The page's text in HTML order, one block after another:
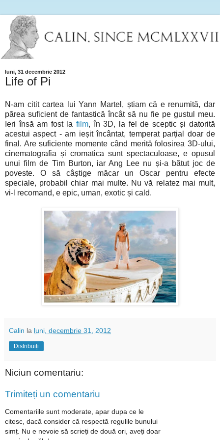
luni, 31 decembrie 2012
Life of Pi
N-am citit cartea lui Yann Martel, știam că e renumită, dar
părea suficient de fantastică încât să nu fie pe gustul meu.
Ieri însă am fost lafilm, în 3D, la fel de sceptic și datorită
acestui aspect - am ieșit încântat, temperat parțial doar de
final. Are suficiente momente când merită folosirea 3D-ului,
cinematografia și cromatica sunt spectaculoase, e opusul
unui film de Tim Burton, iar Ang Lee nu și-a bătut joc de
poveste. O să câștige măcar un Oscar pentru efecte
speciale, probabil chiar mai multe. Nu vă relatez mai mult,
vi-l recomand, e epic, uman, exotic și cald.
Calin la luni, decembrie 31, 2012
Distribuiți
Niciun comentariu:
Trimiteți un comentariu
Comentariile sunt moderate, apar dupa ce le
citesc, dacă consider că respectă regulile bunului
simț. Nu e nevoie să scrieți de două ori, aveți doar